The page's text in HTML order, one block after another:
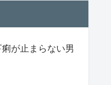
痢が止まらない男